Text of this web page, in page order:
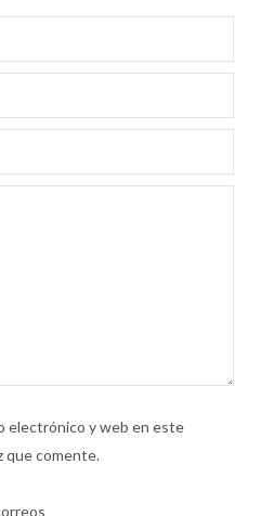
electrónico y web en este
que comente.